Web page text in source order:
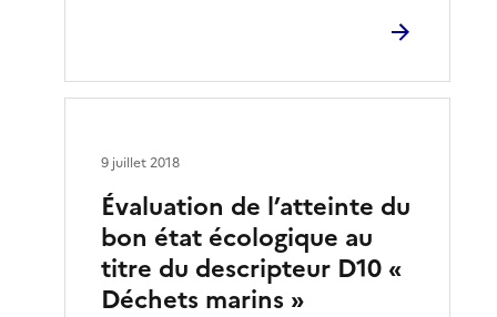
Évaluation de l’atteinte du
bon état écologique au
titre du descripteur D10 «
Déchets marins »
9 juillet 2018